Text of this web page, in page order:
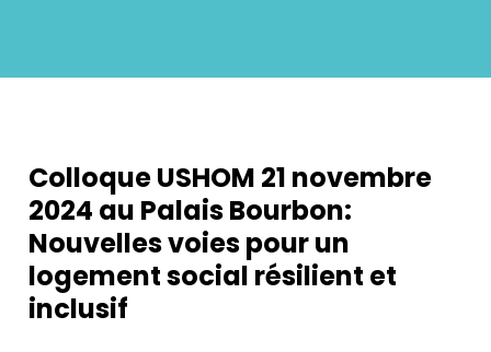
Colloque USHOM 21 novembre
2024 au Palais Bourbon:
Nouvelles voies pour un
logement social résilient et
inclusif